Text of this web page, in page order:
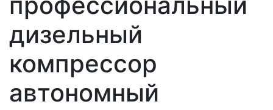
дизельный
компрессор
автономный